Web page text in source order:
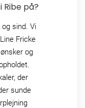
på?
sind. Vi
Fricke
og
der
sunde